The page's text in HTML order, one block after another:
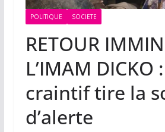
POLITIQUE SOCIETE
RETOUR
L’IMAM DICKO
craintif tire la
d’alerte